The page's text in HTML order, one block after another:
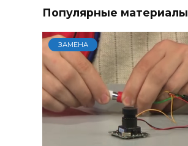
Популярные материалы
ЗАМЕНА